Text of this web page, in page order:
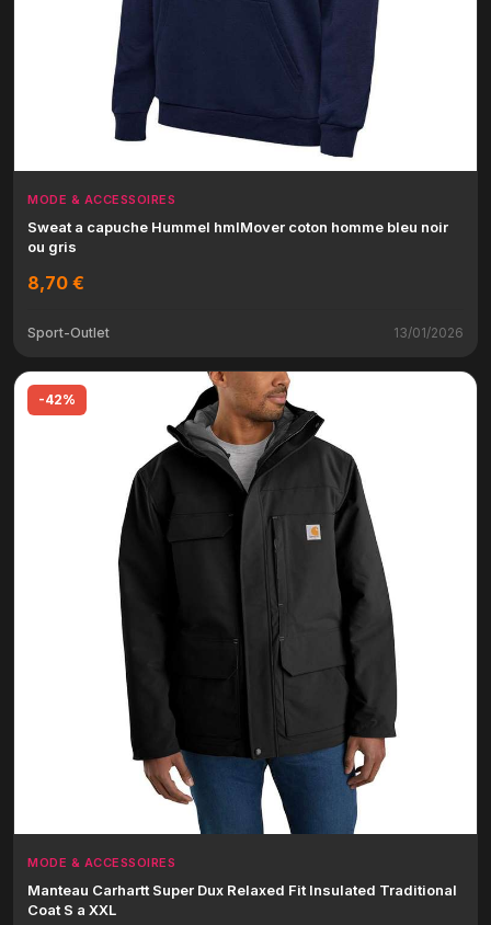
MODE & ACCESSOIRES
Sweat a capuche Hummel hmlMover coton homme bleu noir
ou gris
8,70 €
Sport-Outlet 13/01/2026
-42%
MODE & ACCESSOIRES
Manteau Carhartt Super Dux Relaxed Fit Insulated Traditional
Coat S a XXL